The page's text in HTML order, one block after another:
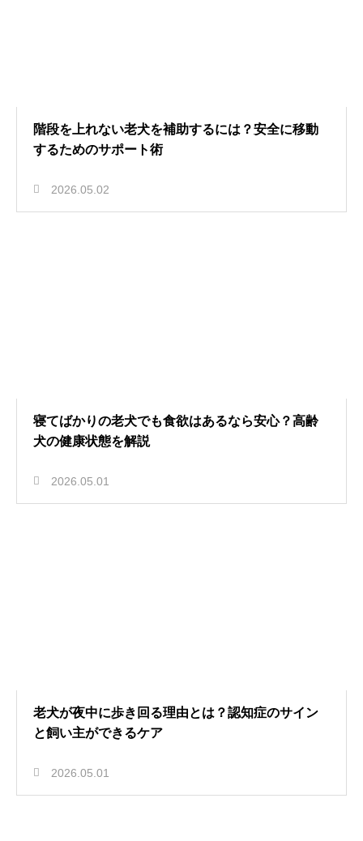
階段を上れない老犬を補助するには？安全に移動
するためのサポート術
2026.05.02
寝てばかりの老犬でも食欲はあるなら安心？高齢
犬の健康状態を解説
2026.05.01
老犬が夜中に歩き回る理由とは？認知症のサイン
と飼い主ができるケア
2026.05.01